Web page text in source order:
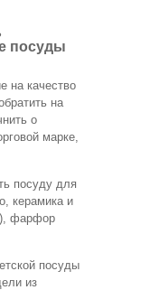
посуды
на качество
на
о
марке,
посуду для
керамика и
фарфор
посуды
из